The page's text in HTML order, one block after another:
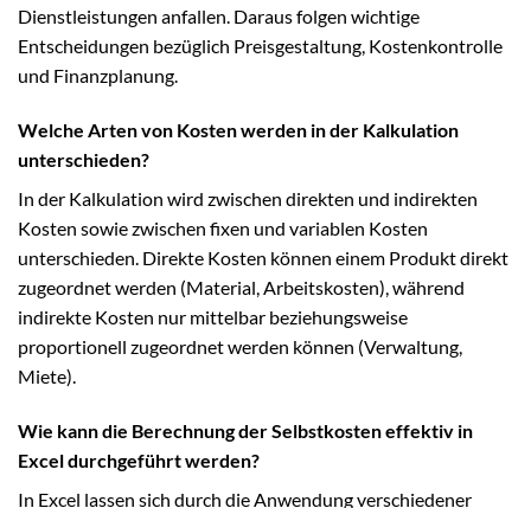
Dienstleistungen anfallen. Daraus folgen wichtige
Entscheidungen bezüglich Preisgestaltung, Kostenkontrolle
und Finanzplanung.
Welche Arten von Kosten werden in der Kalkulation
unterschieden?
In der Kalkulation wird zwischen direkten und indirekten
Kosten sowie zwischen fixen und variablen Kosten
unterschieden. Direkte Kosten können einem Produkt direkt
zugeordnet werden (Material, Arbeitskosten), während
indirekte Kosten nur mittelbar beziehungsweise
proportionell zugeordnet werden können (Verwaltung,
Miete).
Wie kann die Berechnung der Selbstkosten effektiv in
Excel durchgeführt werden?
In Excel lassen sich durch die Anwendung verschiedener